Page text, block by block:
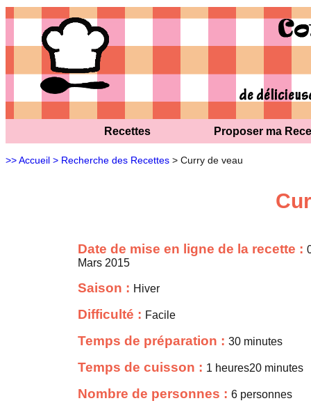
Recettes Proposer ma
>> Accueil > Recherche des Recettes > Curry de veau
Date de mise en ligne de la recette :
Mars 2015
Saison : Hiver
Difficulté : Facile
Temps de préparation : 30 minutes
Temps de cuisson : 1 heures20 minutes
Nombre de personnes : 6 personnes